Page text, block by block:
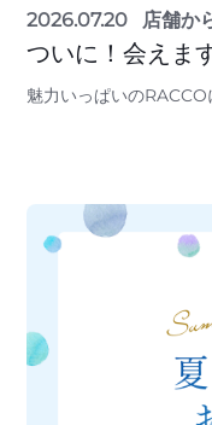
2026.07.20 店舗か
ついに！会えま
魅力いっぱいの